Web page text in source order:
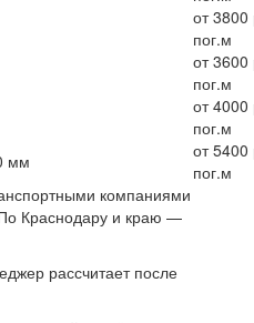
от 3800
пог.м
от 3600
пог.м
от 4000
пог.м
мм
от 5400
пог.м
компаниями
Краснодару и краю —
рассчитает после